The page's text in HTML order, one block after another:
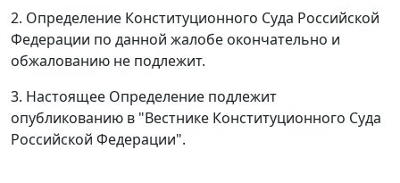
2. Определение Конституционного Суда Российской
Федерации по данной жалобе окончательно и
обжалованию не подлежит.
3. Настоящее Определение подлежит
опубликованию в "Вестнике Конституционного Суда
Российской Федерации".